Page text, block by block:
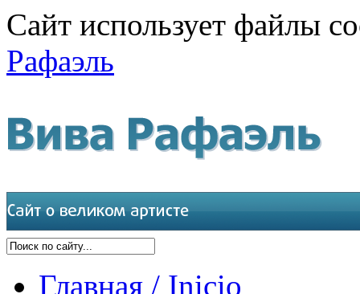
Сайт использует файлы
Рафаэль
Главная / Inicio